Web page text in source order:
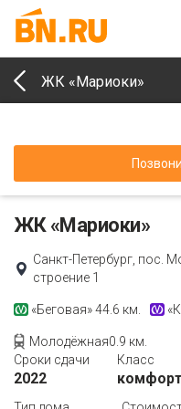
ЖК «Мариоки»
ЖК «Мариоки»
Санкт-Петербург, пос.
строение 1
«Беговая»44.6 км.
Молодёжная0.9 км.
Сроки сдачи
2022
Класс
комфорт